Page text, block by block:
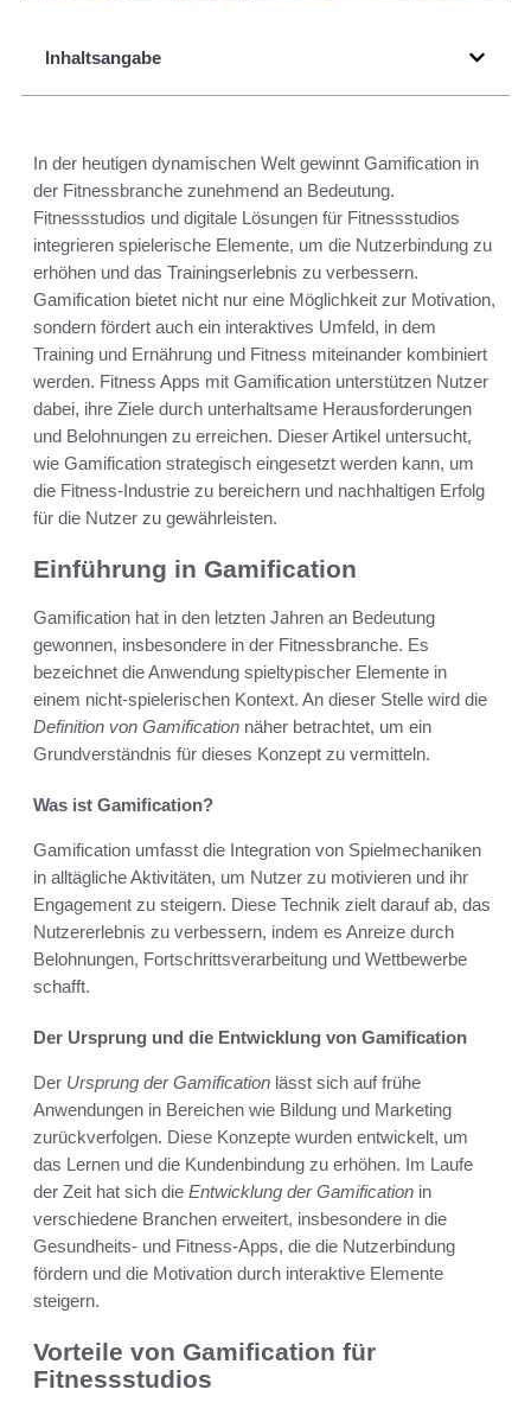
Inhaltsangabe
In der heutigen dynamischen Welt gewinnt Gamification in
der Fitnessbranche zunehmend an Bedeutung.
Fitnessstudios und digitale Lösungen für Fitnessstudios
integrieren spielerische Elemente, um die Nutzerbindung zu
erhöhen und das Trainingserlebnis zu verbessern.
Gamification bietet nicht nur eine Möglichkeit zur Motivation,
sondern fördert auch ein interaktives Umfeld, in dem
Training und Ernährung und Fitness miteinander kombiniert
werden. Fitness Apps mit Gamification unterstützen Nutzer
dabei, ihre Ziele durch unterhaltsame Herausforderungen
und Belohnungen zu erreichen. Dieser Artikel untersucht,
wie Gamification strategisch eingesetzt werden kann, um
die Fitness-Industrie zu bereichern und nachhaltigen Erfolg
für die Nutzer zu gewährleisten.
Einführung in Gamification
Gamification hat in den letzten Jahren an Bedeutung
gewonnen, insbesondere in der Fitnessbranche. Es
bezeichnet die Anwendung spieltypischer Elemente in
einem nicht-spielerischen Kontext. An dieser Stelle wird die
Definition von Gamification näher betrachtet, um ein
Grundverständnis für dieses Konzept zu vermitteln.
Was ist Gamification?
Gamification umfasst die Integration von Spielmechaniken
in alltägliche Aktivitäten, um Nutzer zu motivieren und ihr
Engagement zu steigern. Diese Technik zielt darauf ab, das
Nutzererlebnis zu verbessern, indem es Anreize durch
Belohnungen, Fortschrittsverarbeitung und Wettbewerbe
schafft.
Der Ursprung und die Entwicklung von Gamification
Der Ursprung der Gamification lässt sich auf frühe
Anwendungen in Bereichen wie Bildung und Marketing
zurückverfolgen. Diese Konzepte wurden entwickelt, um
das Lernen und die Kundenbindung zu erhöhen. Im Laufe
der Zeit hat sich die Entwicklung der Gamification in
verschiedene Branchen erweitert, insbesondere in die
Gesundheits- und Fitness-Apps, die die Nutzerbindung
fördern und die Motivation durch interaktive Elemente
steigern.
Vorteile von Gamification für
Fitnessstudios